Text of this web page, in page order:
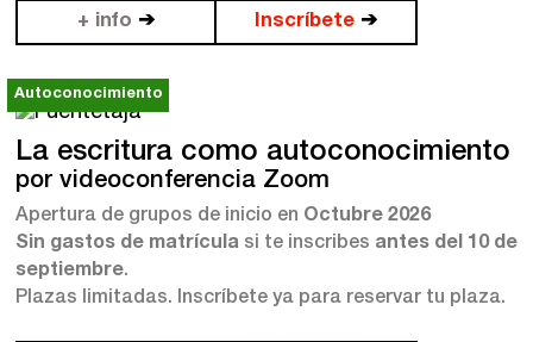
+ info ➔ Inscríbete ➔
Autoconocimiento
La escritura como autoconocimiento
por videoconferencia Zoom
Apertura de grupos de inicio en Octubre 2026
Sin gastos de matrícula si te inscribes antes del 10 de
septiembre.
Plazas limitadas. Inscríbete ya para reservar tu plaza.